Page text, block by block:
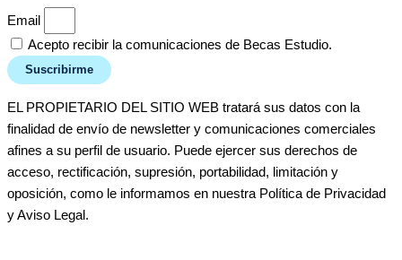
Email
Acepto recibir la comunicaciones de Becas Estudio.
Suscribirme
EL PROPIETARIO DEL SITIO WEB tratará sus datos con la
finalidad de envío de newsletter y comunicaciones comerciales
afines a su perfil de usuario. Puede ejercer sus derechos de
acceso, rectificación, supresión, portabilidad, limitación y
oposición, como le informamos en nuestra Política de Privacidad
y Aviso Legal.